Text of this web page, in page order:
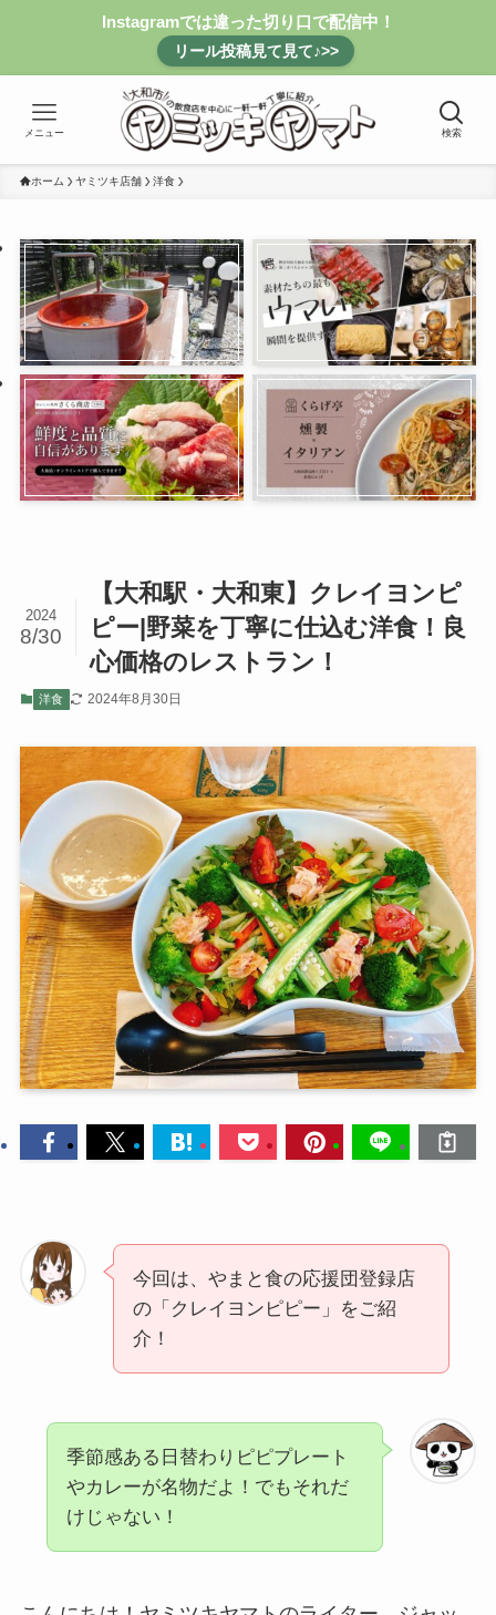
Instagramでは違った切り口で配信中！
リール投稿見て見て♪>>
検索
メニュー
ホーム ヤミツキ店舗 洋食
【大和駅・大和東】クレイヨンピ
ピー|野菜を丁寧に仕込む洋食！良
心価格のレストラン！
2024
8/30
洋食 2024年8月30日
今回は、やまと食の応援団登録店
の「クレイヨンピピー」をご紹
介！
季節感ある日替わりピピプレート
やカレーが名物だよ！でもそれだ
けじゃない！